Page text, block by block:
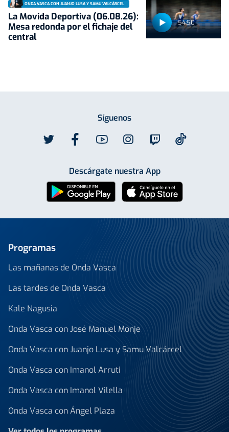
54:50
ONDA VASCA CON JUANJO LUSA Y SAMU VALCÁRCEL
La Movida Deportiva (06.08.26):
Mesa redonda por el fichaje del
central
Síguenos
Descárgate nuestra App
Programas
Las mañanas de Onda Vasca
Las tardes de Onda Vasca
Kale Nagusia
Onda Vasca con José Manuel Monje
Onda Vasca con Juanjo Lusa y Samu Valcárcel
Onda Vasca con Imanol Arruti
Onda Vasca con Imanol Vilella
Onda Vasca con Ángel Plaza